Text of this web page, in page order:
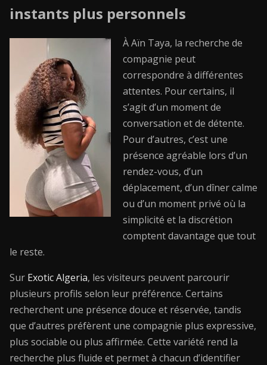
instants plus personnels
À Aïn Taya, la recherche de
compagnie peut
correspondre à différentes
attentes. Pour certains, il
s’agit d’un moment de
conversation et de détente.
Pour d’autres, c’est une
présence agréable lors d’un
rendez-vous, d’un
déplacement, d’un dîner calme
ou d’un moment privé où la
simplicité et la discrétion
comptent davantage que tout
le reste.
Sur Exotic Algeria, les visiteurs peuvent parcourir
plusieurs profils selon leur préférence. Certains
recherchent une présence douce et réservée, tandis
que d’autres préfèrent une compagnie plus expressive,
plus sociable ou plus affirmée. Cette variété rend la
recherche plus fluide et permet à chacun d’identifier